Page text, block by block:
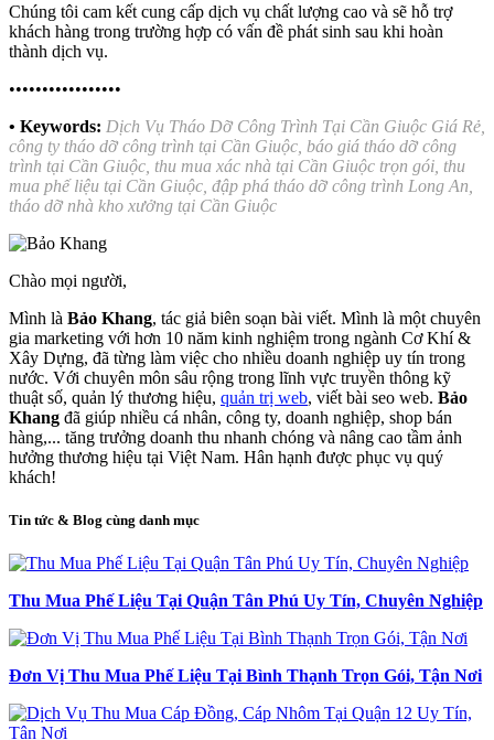
Chúng tôi cam kết cung cấp dịch vụ chất lượng cao và sẽ hỗ trợ
khách hàng trong trường hợp có vấn đề phát sinh sau khi hoàn
thành dịch vụ.
•••••••••••••••••
• Keywords: Dịch Vụ Tháo Dỡ Công Trình Tại Cần Giuộc Giá Rẻ,
công ty tháo dỡ công trình tại Cần Giuộc, báo giá tháo dỡ công
trình tại Cần Giuộc, thu mua xác nhà tại Cần Giuộc trọn gói, thu
mua phế liệu tại Cần Giuộc, đập phá tháo dỡ công trình Long An,
tháo dỡ nhà kho xưởng tại Cần Giuộc
Chào mọi người,
Mình là Bảo Khang, tác giả biên soạn bài viết. Mình là một chuyên
gia marketing với hơn 10 năm kinh nghiệm trong ngành Cơ Khí &
Xây Dựng, đã từng làm việc cho nhiều doanh nghiệp uy tín trong
nước. Với chuyên môn sâu rộng trong lĩnh vực truyền thông kỹ
thuật số, quản lý thương hiệu, quản trị web, viết bài seo web. Bảo
Khang đã giúp nhiều cá nhân, công ty, doanh nghiệp, shop bán
hàng,... tăng trưởng doanh thu nhanh chóng và nâng cao tầm ảnh
hưởng thương hiệu tại Việt Nam. Hân hạnh được phục vụ quý
khách!
Tin tức & Blog cùng danh mục
Thu Mua Phế Liệu Tại Quận Tân Phú Uy Tín, Chuyên Nghiệp
Đơn Vị Thu Mua Phế Liệu Tại Bình Thạnh Trọn Gói, Tận Nơi